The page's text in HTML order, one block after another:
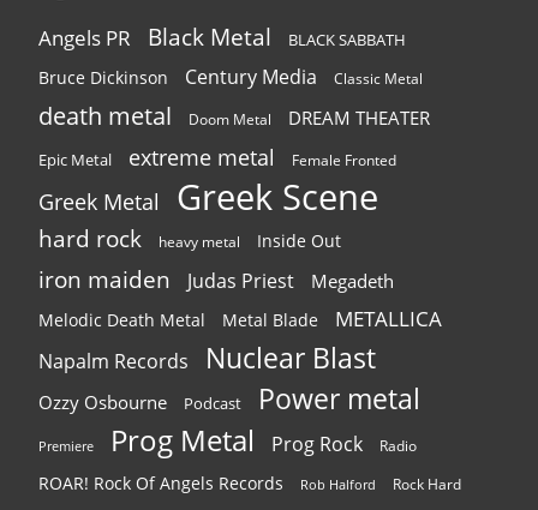
Angels PR Black Metal BLACK SABBATH
Bruce Dickinson Century Media Classic Metal
death metal Doom Metal DREAM THEATER
Epic Metal extreme metal Female Fronted
Greek Metal Greek Scene
hard rock heavy metal Inside Out
iron maiden Judas Priest Megadeth
Melodic Death Metal Metal Blade METALLICA
Napalm Records Nuclear Blast
Ozzy Osbourne Podcast Power metal
Premiere Prog Metal Prog Rock Radio
ROAR! Rock Of Angels Records Rob Halford Rock Hard